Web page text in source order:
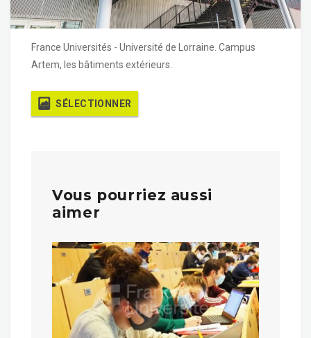
France Universités - Université de Lorraine. Campus
Artem, les bâtiments extérieurs.
SÉLECTIONNER
Vous pourriez aussi
aimer